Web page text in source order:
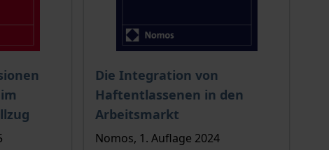
sich nach der gewählten Produktoption auf der
Die Integration von
Haftentlassenen in den
Arbeitsmarkt
Der Preis dieses Titels richtet sich nach
Nomos, 1. Auflage 2024